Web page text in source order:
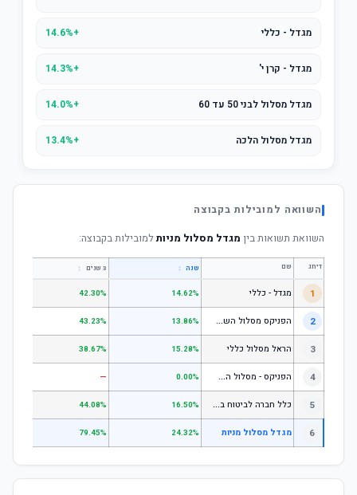
מגדל - כללי +14.6%
מגדל - קרן י' +14.3%
מגדל מסלול לבני 50 עד 60 +14.0%
מגדל מסלול הלכה +13.4%
השוואה למובילות בקבוצה
השוואת תשואות בין מגדל מסלול מניותלמובילות בקבוצה:
דירוג שם שנה ↕ 3 שנים ↕
1 מגדל - כללי 14.62%
42.30%
2 ה
פניקס מסלול השקעה כללי 13.86%
43.23%
3 הראל מסלול כללי 15.28%
38.67%
4 ה
פניקס - מסלול השקעה בניהול אישי 0.00%
—
5 כ
לל חברה לביטוח בע"מ כללי 16.50%
44.08%
6 מגדל מסלול מניות 24.32%
79.45%